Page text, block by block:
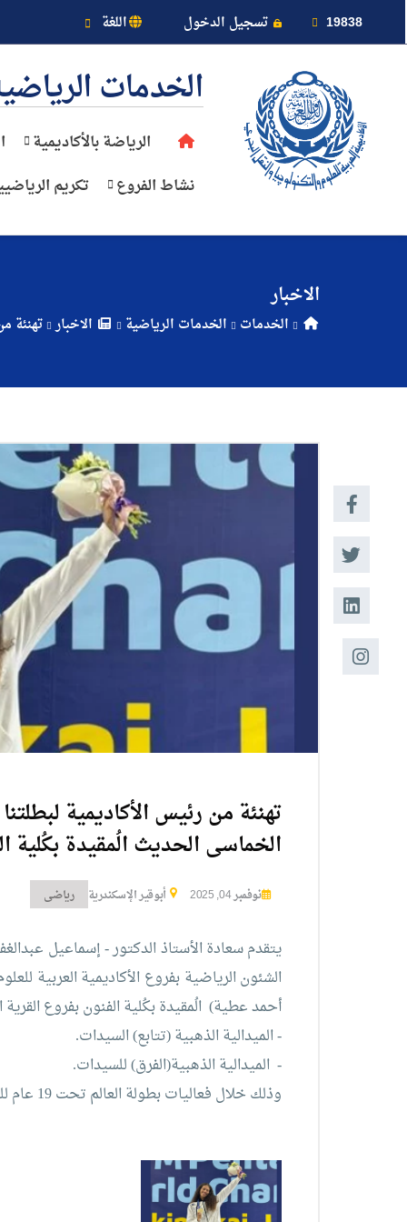
19838 تسجيل الدخول اللغة
عن الأكاديمية
النقل البحري
الدراسات الأكاديمية
طلبة الأكاديمية
البحث العلمي
التدريب والخدمة المجتمعية
الإستشارات
الخدمات
الرياضة بالأكاديمية
نشاط الفروع
تكريم
الاخبار
الخدمات الخدمات الرياضية الاخبار تهنئة
تهنئة من رئيس الأكاديمية
الخماسى الحديث الُمقيدة بكُلية
نوفمبر 04, 2025 أبوقير الإسكندرية رياضى
يتقدم سعادة الأستاذ الدكتور - إسماعيل
أحمد عطية) الُمقيدة بكُلية الفنون بفروع القرية
- الميدالية الذهبية (تتابع) السيدات.
- الميدالية الذهبية(الفرق) للسيدات.
وذلك خلال فعاليات بطولة العالم تحت 19 عام للخماسى الحديث المُقامة بدولة ليتوانيا.